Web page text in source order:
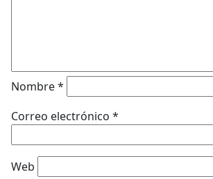
Nombre*
Correo electrónico *
Web